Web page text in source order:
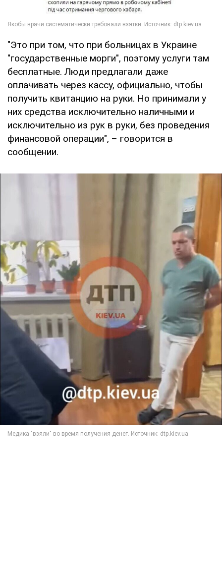
"Это при том, что при больницах в Украине
"государственные морги", поэтому услуги там
бесплатные. Люди предлагали даже
оплачивать через кассу, официально, чтобы
получить квитанцию ​​на руки. Но принимали у
них средства исключительно наличными и
исключительно из рук в руки, без проведения
финансовой операции", – говорится в
сообщении.